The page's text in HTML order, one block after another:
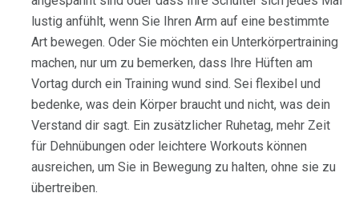
lustig anfühlt, wenn Sie Ihren Arm auf eine bestimmte
Art bewegen. Oder Sie möchten ein Unterkörpertraining
machen, nur um zu bemerken, dass Ihre Hüften am
Vortag durch ein Training wund sind. Sei flexibel und
bedenke, was dein Körper braucht und nicht, was dein
Verstand dir sagt. Ein zusätzlicher Ruhetag, mehr Zeit
für Dehnübungen oder leichtere Workouts können
ausreichen, um Sie in Bewegung zu halten, ohne sie zu
übertreiben.